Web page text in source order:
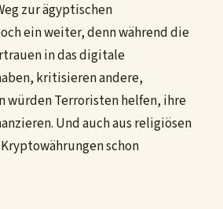
zur ägyptischen
ein weiter, denn während die
in das digitale
kritisieren andere,
würden Terroristen helfen, ihre
Und auch aus religiösen
schon